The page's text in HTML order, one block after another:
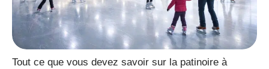
Tout ce que vous devez savoir sur la patinoire à